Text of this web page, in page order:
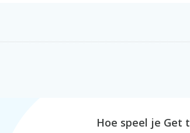
Hoe speel je Get